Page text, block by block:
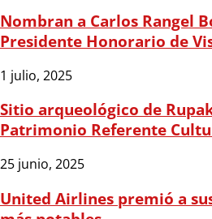
Nombran a Carlos Rangel
Presidente Honorario de
1 julio, 2025
Sitio arqueológico de
Patrimonio Referente
25 junio, 2025
United Airlines premió a